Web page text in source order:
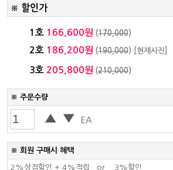
※ 할인가
1호 166,600원 (170,000)
2호 186,200원 (190,000) [현재사진]
3호 205,800원 (210,000)
※ 주문수량
▲ ▼ EA
※ 회원 구매시 혜택
2%상점할인 + 4%적립 or 3%할인